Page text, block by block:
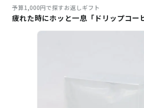
予算1,000円で探すお返しギフト
疲れた時にホッと一息「ドリップコー